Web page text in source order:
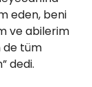
eden, beni
ve abilerim
de tüm
dedi.